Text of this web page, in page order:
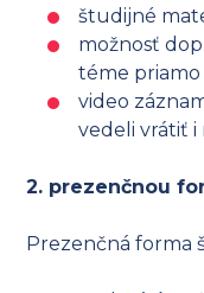
študijné
možnosť
téme priamo
video
vedeli vrátiť i
2. prezenčnou
Prezenčná forma